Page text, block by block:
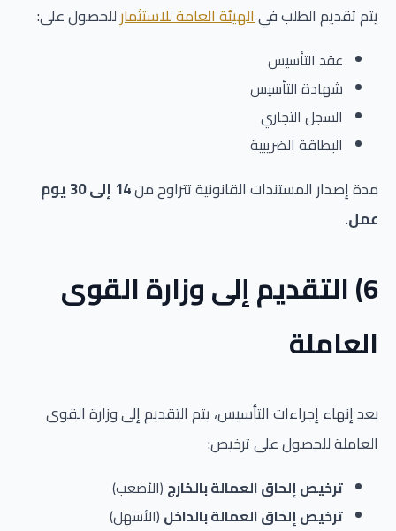
يتم تقديم الطلب فيالهيئة العامة للاستثمارللحصول على:
عقد التأسيس
شهادة التأسيس
السجل التجاري
البطاقة الضريبية
مدة إصدار المستندات القانونية تتراوح من
14 إلى 30 يوم
عمل.
6) التقديم إلى وزارة القوى
العاملة
بعد إنهاء إجراءات التأسيس، يتم التقديم إلى وزارة القوى
العاملة للحصول على ترخيص:
ترخيص إلحاق العمالة بالخارج (الأصعب)
ترخيص إلحاق العمالة بالداخل (الأسهل)